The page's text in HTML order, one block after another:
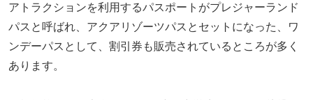
アトラクションを利用するパスポートがプレジャーランド
パスと呼ばれ、アクアリゾーツパスとセットになった、ワ
ンデーパスとして、割引券も販売されているところが多く
あります。